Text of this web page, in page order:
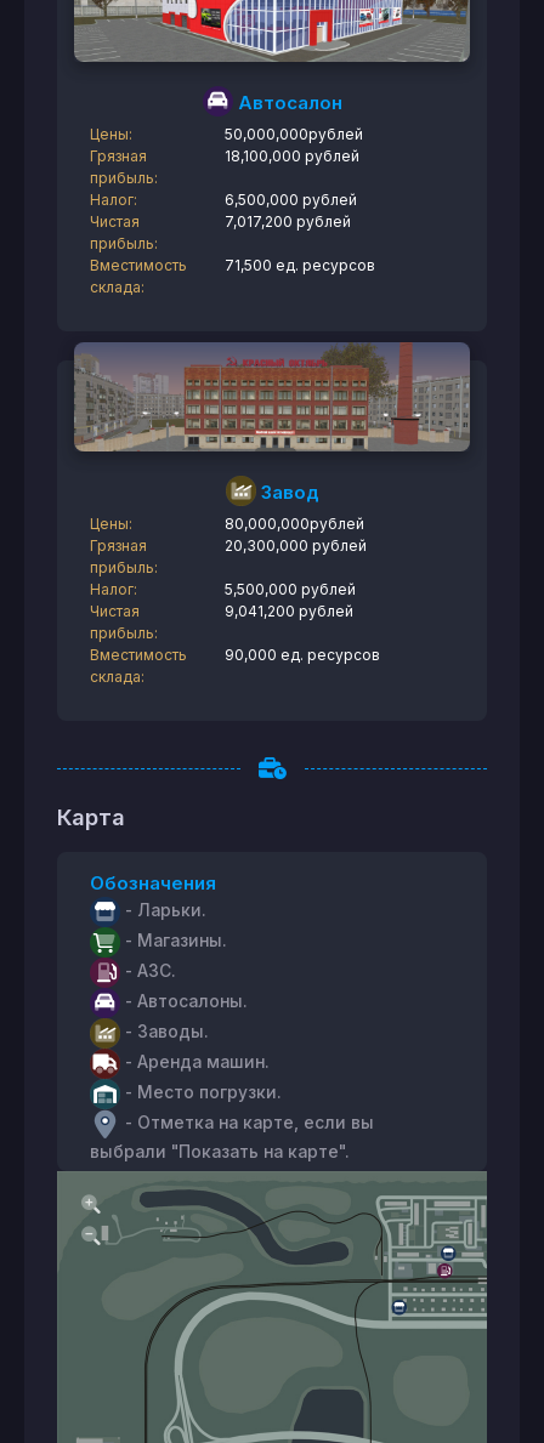
Автосалон
Цены:
50,000,000рублей
Грязная
прибыль:
18,100,000 рублей
Налог:
6,500,000 рублей
Чистая
прибыль:
7,017,200 рублей
Вместимость
склада:
71,500 ед. ресурсов
Завод
Цены:
80,000,000рублей
Грязная
прибыль:
20,300,000 рублей
Налог:
5,500,000 рублей
Чистая
прибыль:
9,041,200 рублей
Вместимость
склада:
90,000 ед. ресурсов
Карта
Обозначения
- Ларьки.
- Магазины.
- АЗС.
- Автосалоны.
- Заводы.
- Аренда машин.
- Место погрузки.
- Отметка на карте, если вы
выбрали "Показать на карте".